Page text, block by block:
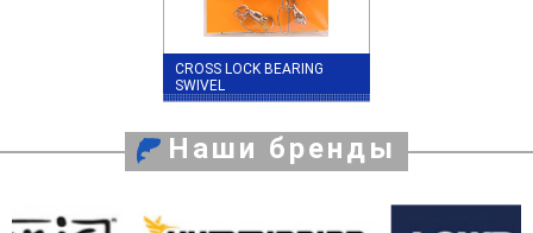
CROSS LOCK BEARING
SWIVEL
Наши бренды